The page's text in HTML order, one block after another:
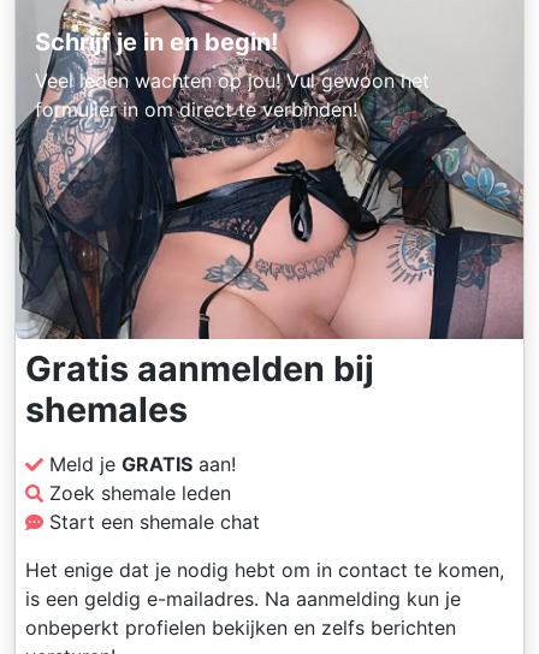
Schrijf je in en begin!
Veel leden wachten op jou! Vul gewoon het
formulier in om direct te verbinden!
Gratis aanmelden bij
shemales
Meld je GRATIS aan!
Zoek shemale leden
Start een shemale chat
Het enige dat je nodig hebt om in contact te komen,
is een geldig e-mailadres. Na aanmelding kun je
onbeperkt profielen bekijken en zelfs berichten